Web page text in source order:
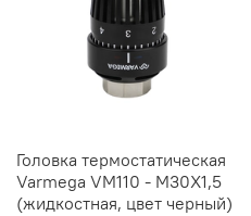
Головка термостатическая
Varmega VM110 - M30X1,5
(жидкостная, цвет черный)